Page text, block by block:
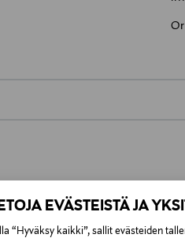
EVÄSTEISTÄ JA
“Hyväksy kaikki”, sallit evästeiden
NÄISTÄ